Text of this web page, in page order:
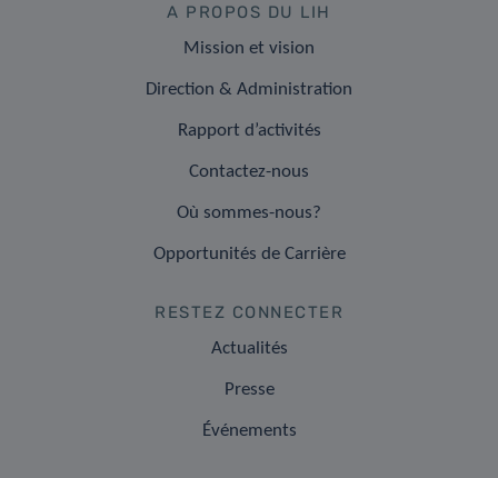
A PROPOS DU LIH
Mission et vision
Direction & Administration
Rapport d’activités
Contactez-nous
Où sommes-nous?
Opportunités de Carrière
RESTEZ CONNECTER
Actualités
Presse
Événements